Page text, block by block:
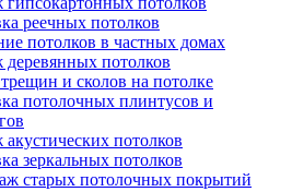
реечных потолков
потолков в частных домах
потолков
и сколов на потолке
потолочных плинтусов и
потолков
зеркальных потолков
старых потолочных покрытий